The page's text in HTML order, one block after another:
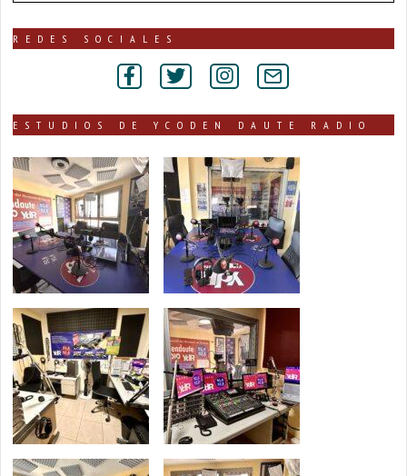
publicadas
REDES SOCIALES
ESTUDIOS DE YCODEN DAUTE RADIO